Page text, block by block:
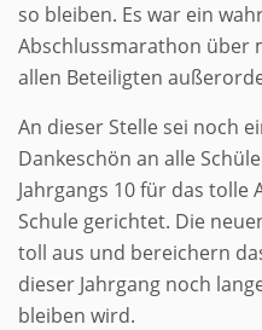
so bleiben. Es war ein
Abschlussmarathon über
allen Beteiligten
An dieser Stelle sei noch
Dankeschön an alle
Jahrgangs 10 für das tolle
Schule gerichtet. Die
toll aus und bereichern
dieser Jahrgang noch
bleiben wird.